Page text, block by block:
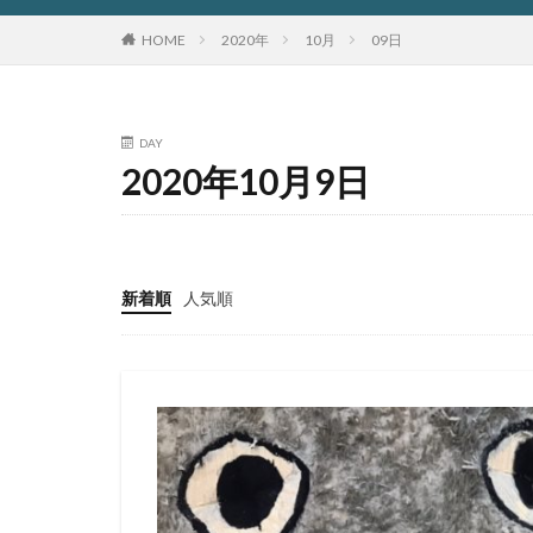
HOME 2020年 10月 09日
DAY
2020年10月9日
新着順 人気順